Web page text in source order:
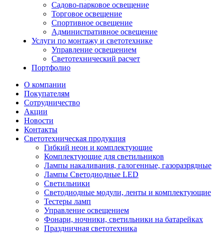
Садово-парковое освещение
Торговое освещение
Спортивное освещение
Административное освещение
Услуги по монтажу и светотехнике
Управление освещением
Светотехнический расчет
Портфолио
О компании
Покупателям
Сотрудничество
Акции
Новости
Контакты
Светотехническая продукция
Гибкий неон и комплектующие
Комплектующие для светильников
Лампы накаливания, галогенные, газоразрядные
Лампы Светодиодные LED
Светильники
Светодиодные модули, ленты и комплектующие
Тестеры ламп
Управление освещением
Фонари, ночники, светильники на батарейках
Праздничная светотехника